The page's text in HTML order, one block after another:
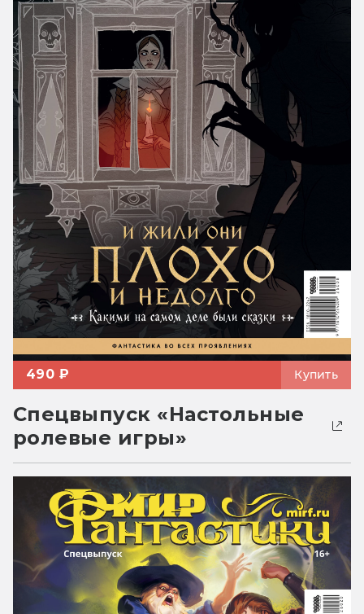
490 ₽ Купить
Спецвыпуск «Настольные
ролевые игры»